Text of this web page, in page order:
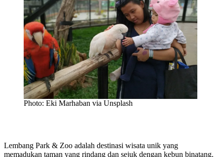
Photo: Eki Marhaban via Unsplash
Lembang Park & Zoo adalah destinasi wisata unik yang
memadukan taman yang rindang dan sejuk dengan kebun binatang.